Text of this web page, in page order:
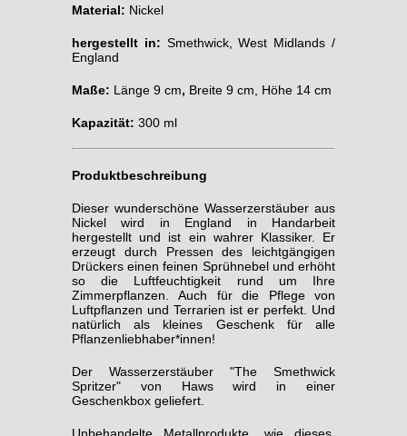
Material: Nickel
hergestellt in: Smethwick, West Midlands /
England
Maße: Länge 9 cm, Breite 9 cm, Höhe 14 cm
Kapazität: 300 ml
Produktbeschreibung
Dieser wunderschöne Wasserzerstäuber aus
Nickel wird in England in Handarbeit
hergestellt und ist ein wahrer Klassiker. Er
erzeugt durch Pressen des leichtgängigen
Drückers einen feinen Sprühnebel und erhöht
so die Luftfeuchtigkeit rund um Ihre
Zimmerpflanzen. Auch für die Pflege von
Luftpflanzen und Terrarien ist er perfekt. Und
natürlich als kleines Geschenk für alle
Pflanzenliebhaber*innen!
Der Wasserzerstäuber "The Smethwick
Spritzer" von Haws wird in einer
Geschenkbox geliefert.
Unbehandelte Metallprodukte, wie dieses,